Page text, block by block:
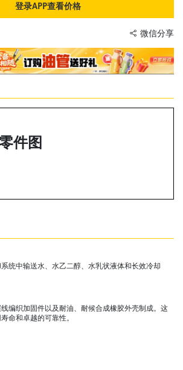
登录APP查看价格
微信分享
件图
统中输送水、水乙二醇、水乳状液体和长效冷却
编织加固件以及耐油、耐候合成橡胶外壳制成。这
命和卓越的可靠性。